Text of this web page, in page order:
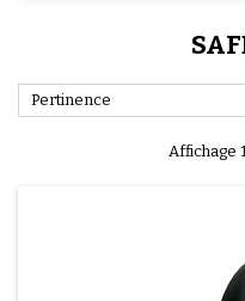
Pertinence
Affichage